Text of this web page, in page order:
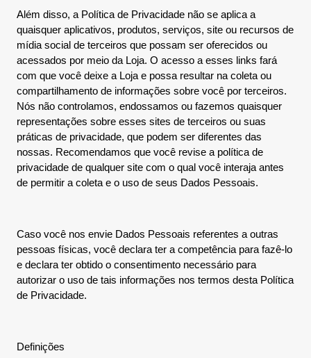
Além disso, a Política de Privacidade não se aplica a
quaisquer aplicativos, produtos, serviços, site ou recursos de
mídia social de terceiros que possam ser oferecidos ou
acessados por meio da Loja. O acesso a esses links fará
com que você deixe a Loja e possa resultar na coleta ou
compartilhamento de informações sobre você por terceiros.
Nós não controlamos, endossamos ou fazemos quaisquer
representações sobre esses sites de terceiros ou suas
práticas de privacidade, que podem ser diferentes das
nossas. Recomendamos que você revise a política de
privacidade de qualquer site com o qual você interaja antes
de permitir a coleta e o uso de seus Dados Pessoais.
Caso você nos envie Dados Pessoais referentes a outras
pessoas físicas, você declara ter a competência para fazê-lo
e declara ter obtido o consentimento necessário para
autorizar o uso de tais informações nos termos desta Política
de Privacidade.
Definições